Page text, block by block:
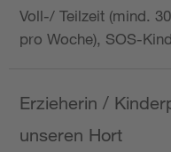
Voll-/ Teilzeit (mind.
pro Woche), SOS-
Erzieherin /
unseren Hort